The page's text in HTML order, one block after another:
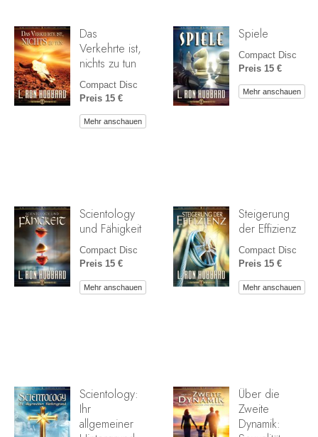
Das
Verkehrte ist,
nichts zu tun
Compact Disc
Preis 15 €
Mehr anschauen
Spiele
Compact Disc
Preis 15 €
Mehr anschauen
Scientology
und Fähigkeit
Compact Disc
Preis 15 €
Mehr anschauen
Steigerung
der Effizienz
Compact Disc
Preis 15 €
Mehr anschauen
Scientology:
Ihr
allgemeiner
Über die
Zweite
Dynamik: